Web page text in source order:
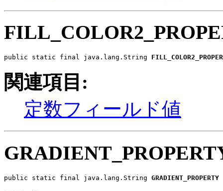
public static final java.lang.String
関連項目:
定数フィールド値
public static final java.lang.String GRADIENT_PROPERTY